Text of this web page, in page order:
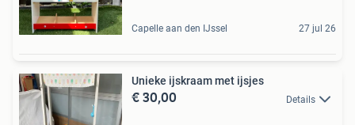
Capelle aan den IJssel 27 jul 26
Unieke ijskraam met ijsjes
€ 30,00 Details